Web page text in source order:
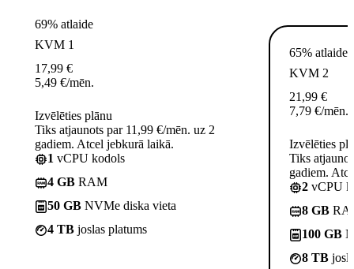
69% atlaide
KVM 1
17,99 €
5,49 €/mēn.
Izvēlēties plānu
Tiks atjaunots par 11,99 €/mēn. uz 2
gadiem. Atcel jebkurā laikā.
1 vCPU kodols
4 GB RAM
50 GB NVMe diska vieta
4 TB joslas platums
65% atlaide
KVM 2
21,99 €
7,79 €/mēn.
Izvēlēties
Tiks
gadiem.
2 vCPU
8 GB
100 GB
8 TB